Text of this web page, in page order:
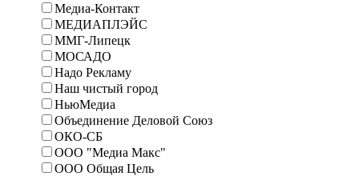
Медиа-Контакт
МЕДИАПЛЭЙС
ММГ-Липецк
МОСАДО
Надо Рекламу
Наш чистый город
НьюМедиа
Объединение Деловой Союз
ОКО-СБ
ООО "Медиа Макс"
ООО Общая Цель